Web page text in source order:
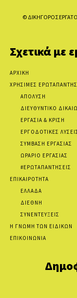
© ΔΙΚΗΓΟΡΟΣ
Σχετικά με
ΑΡΧΙΚΗ
ΧΡΗΣΙΜΕΣ
ΑΠΟΛΥΣΗ
ΔΙΕΥΘΥΝΤΙΚΟ
ΕΡΓΑΣΙΑ & ΚΡΙΣΗ
ΕΡΓΟΔΟΤΙΚΕΣ
ΣΥΜΒΑΣΗ ΕΡΓΑΣΙΑΣ
ΩΡΑΡΙΟ ΕΡΓΑΣΙΑΣ
#ΕΡΩΤΑΠΑΝΤΗΣΕΙΣ
ΕΠΙΚΑΙΡΟΤΗΤΑ
ΕΛΛΑΔΑ
ΔΙΕΘΝΗ
ΣΥΝΕΝΤΕΥΞΕΙΣ
Η ΓΝΩΜΗ ΤΩΝ ΕΙΔΙΚΩΝ
ΕΠΙΚΟΙΝΩΝΙΑ